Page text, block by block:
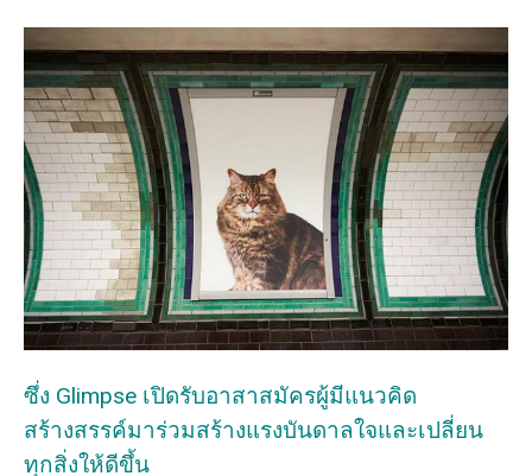
ซึ่ง Glimpse เปิดรับอาสาสมัครผู้มีแนวคิด
สร้างสรรค์มาร่วมสร้างแรงบันดาลใจและเปลี่ยน
ทุกสิ่งให้ดีขึ้น